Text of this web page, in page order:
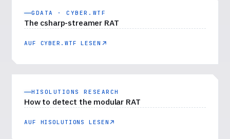
GDATA · CYBER.WTF
The csharp-streamer RAT
AUF CYBER.WTF LESEN
HISOLUTIONS RESEARCH
How to detect the modular RAT
AUF HISOLUTIONS LESEN